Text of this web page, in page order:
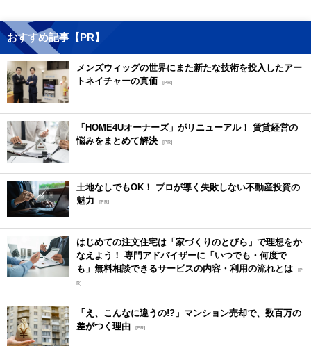
おすすめ記事【PR】
メンズウィッグの世界にまた新たな技術を投入したアー
トネイチャーの真価 [PR]
「HOME4Uオーナーズ」がリニューアル！ 賃貸経営の
悩みをまとめて解決 [PR]
土地なしでもOK！ プロが導く失敗しない不動産投資の
魅力
[PR]
はじめての注文住宅は「家づくりのとびら」で理想をか
なえよう！ 専門アドバイザーに「いつでも・何度で
も」無料相談できるサービスの内容・利用の流れとは [P
R]
「え、こんなに違うの!?」マンション売却で、数百万の
差がつく理由 [PR]